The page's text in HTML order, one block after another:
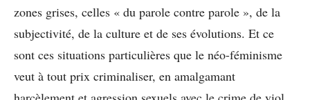
zones grises, celles « du parole contre parole », de la
subjectivité, de la culture et de ses évolutions. Et ce
sont ces situations particulières que le néo-féminisme
veut à tout prix criminaliser, en amalgamant